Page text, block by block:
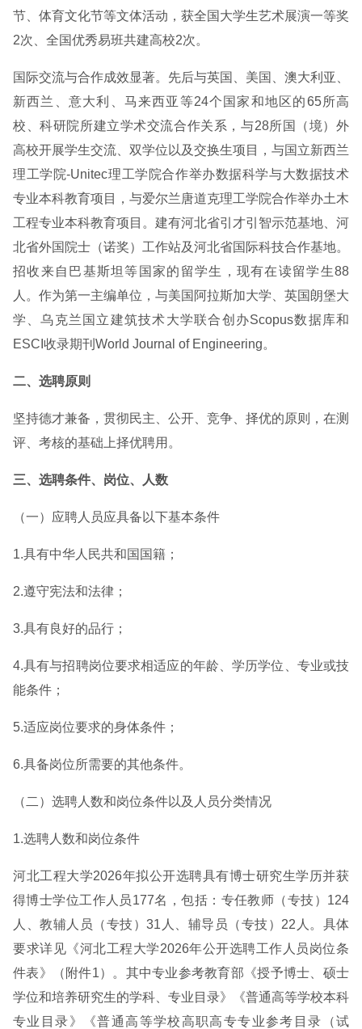
节、体育文化节等文体活动，获全国大学生艺术展演一等奖
2次、全国优秀易班共建高校2次。
国际交流与合作成效显著。先后与英国、美国、澳大利亚、
新西兰、意大利、马来西亚等24个国家和地区的65所高
校、科研院所建立学术交流合作关系，与28所国（境）外
高校开展学生交流、双学位以及交换生项目，与国立新西兰
理工学院-Unitec理工学院合作举办数据科学与大数据技术
专业本科教育项目，与爱尔兰唐道克理工学院合作举办土木
工程专业本科教育项目。建有河北省引才引智示范基地、河
北省外国院士（诺奖）工作站及河北省国际科技合作基地。
招收来自巴基斯坦等国家的留学生，现有在读留学生88
人。作为第一主编单位，与美国阿拉斯加大学、英国朗堡大
学、乌克兰国立建筑技术大学联合创办Scopus数据库和
ESCI收录期刊World Journal of Engineering。
二、选聘原则
坚持德才兼备，贯彻民主、公开、竞争、择优的原则，在测
评、考核的基础上择优聘用。
三、选聘条件、岗位、人数
（一）应聘人员应具备以下基本条件
1.具有中华人民共和国国籍；
2.遵守宪法和法律；
3.具有良好的品行；
4.具有与招聘岗位要求相适应的年龄、学历学位、专业或技
能条件；
5.适应岗位要求的身体条件；
6.具备岗位所需要的其他条件。
（二）选聘人数和岗位条件以及人员分类情况
1.选聘人数和岗位条件
河北工程大学2026年拟公开选聘具有博士研究生学历并获
得博士学位工作人员177名，包括：专任教师（专技）124
人、教辅人员（专技）31人、辅导员（专技）22人。具体
要求详见《河北工程大学2026年公开选聘工作人员岗位条
件表》（附件1）。其中专业参考教育部《授予博士、硕士
学位和培养研究生的学科、专业目录》《普通高等学校本科
专业目录》《普通高等学校高职高专专业参考目录（试